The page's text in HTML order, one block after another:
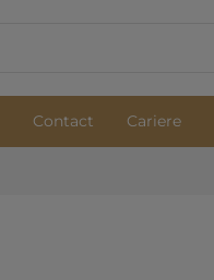
Contact Cariere